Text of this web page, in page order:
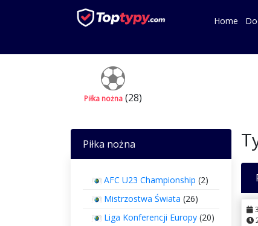
Home
Piłka nożna (28)
Piłka nożna
AFC U23 Championship (2)
Mistrzostwa Świata (26)
Liga Konferencji Europy (20)